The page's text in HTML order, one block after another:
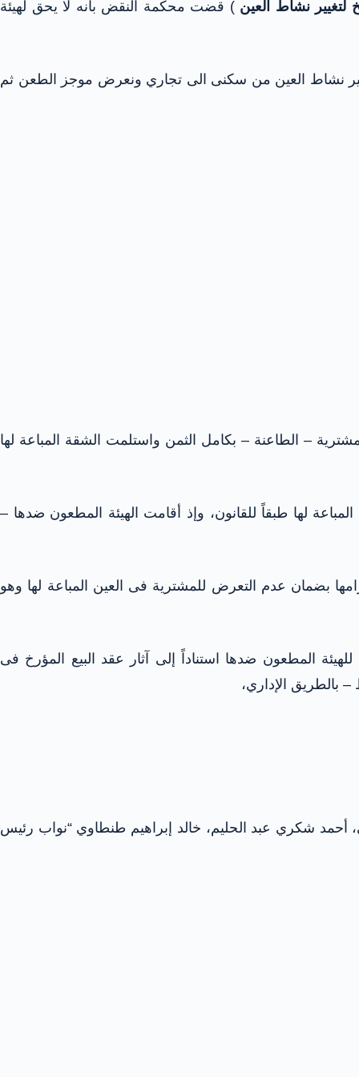
نشاط العين ) قضت محكمة النقض بأنه لا يحق لهيئة
نشاط العين من سكنى الى تجاري ونعرض موجز الطعن ثم
– الطاعنة – بكامل الثمن واستلمت الشقة المباعة لها
لها طبقاً للقانون، وإذ أقامت الهيئة المطعون ضدها –
بضمان عدم التعرض للمشترية فى العين المباعة لها وهو
المطعون ضدها استناداً إلى آثار عقد البيع المؤرخ فى
أحمد شكري عبد الحليم، خالد إبراهيم طنطاوي “نواب رئيس